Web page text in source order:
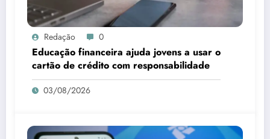
Redação 0
Educação financeira ajuda jovens a usar o
cartão de crédito com responsabilidade
03/08/2026